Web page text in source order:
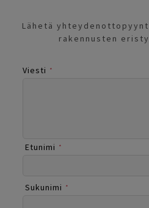
Lähetä
rakennusten
Viesti *
Etunimi *
Sukunimi *